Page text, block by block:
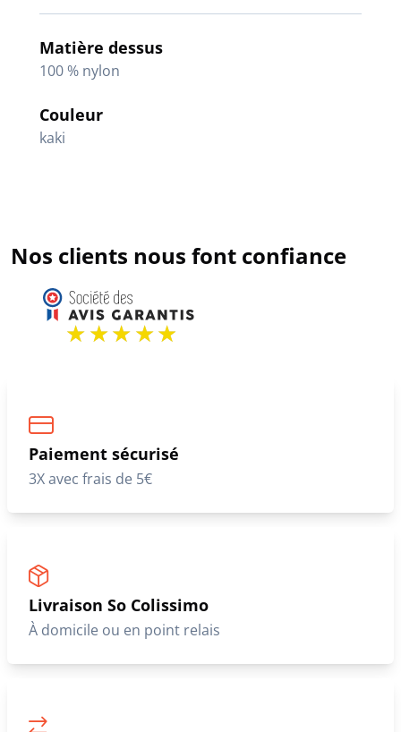
Matière dessus
100 % nylon
Couleur
kaki
Nos clients nous font confiance
Paiement sécurisé
3X avec frais de 5€
Livraison So Colissimo
À domicile ou en point relais